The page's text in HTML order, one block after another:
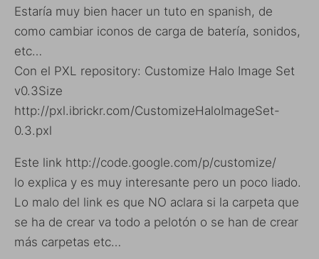
Estaría muy bien hacer un tuto en spanish, de
como cambiar iconos de carga de batería, sonidos,
etc…
Con el PXL repository: Customize Halo Image Set
v0.3Size
http://pxl.ibrickr.com/CustomizeHaloImageSet-
0.3.pxl
Este link http://code.google.com/p/customize/
lo explica y es muy interesante pero un poco liado.
Lo malo del link es que NO aclara si la carpeta que
se ha de crear va todo a pelotón o se han de crear
más carpetas etc…